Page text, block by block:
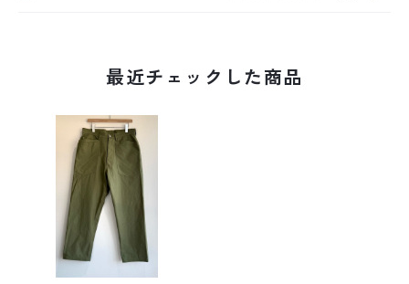
最近チェックした商品